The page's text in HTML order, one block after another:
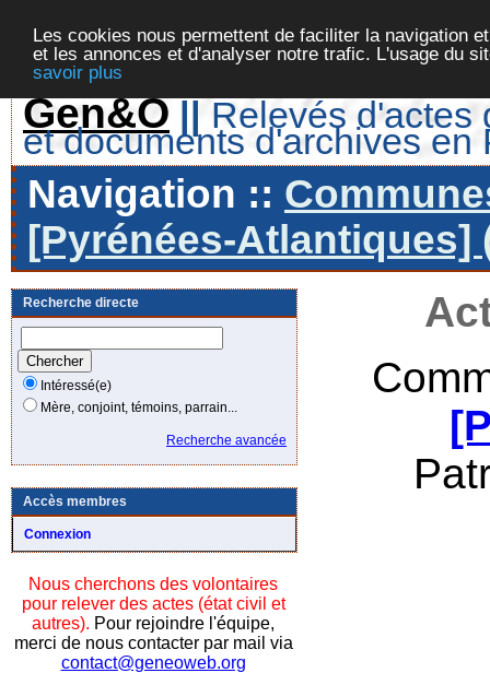
Les cookies nous permettent de faciliter la navigation
et les annonces et d'analyser notre trafic. L'usage du
savoir plus
Gen&O || Relevés d'actes
et documents d'archives en
Navigation ::
[Pyrénées-Atlantiques]
Recherche directe
Intéressé(e)
Mère, conjoint, témoins, parrain...
Recherche avancée
Accès membres
Connexion
Nous cherchons des volontaires
pour relever des actes (état civil et
autres). Pour rejoindre l'équipe,
merci de nous contacter par mail via
contact@geneoweb.org